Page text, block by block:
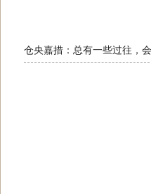
仓央嘉措：总有一些过往，